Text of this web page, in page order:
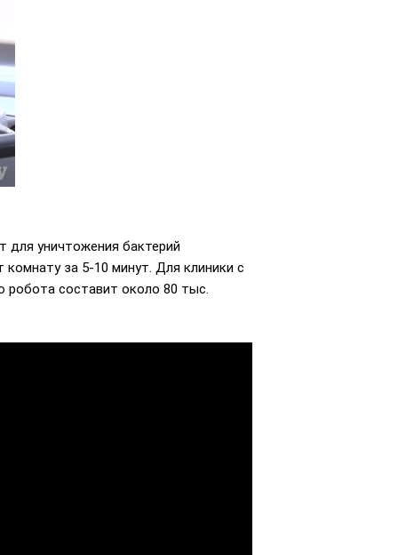
уничтожения бактерий
за 5-10 минут. Для клиники с
робота составит около 80 тыс.